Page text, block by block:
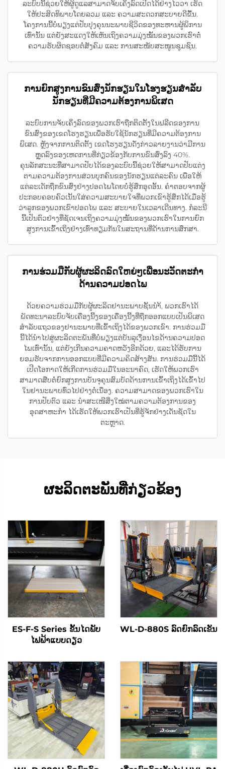
ລະບົບນີ້ຊ່ວຍໃຫ້ຜູ້ດູແລສາມາດຈັບເຄິ່ງລົດເປີດໄດ້ຢ່າງໄວວາ ເຮັດ
ໃຫ້ປະສິດທິພາບໂດຍລວມ ແລະ ຄວາມສະດວກສະບາຍດີຂື້ນ.
ໂຄງການນີ້ບໍ່ພຽງແຕ່ປັບປຸງຄຸນນະພາບຊີວິດຂອງທະຫານຜູ້ພິການ
ເທົ່ານັ້ນ ແຕ່ຍັງສະແດງໃຫ້ເຫັນເຖິງຄວາມມຸ່ງໝັ້ນຂອງພວກເຮົາຕໍ່
ຄວາມຮັບຜິດຊອບຕໍ່ສັງຄົມ ແລະ ການສະໜັບສະໜູນຊຸມຊົນ.
ການຍົກສູງການຂົນສົ່ງນັກຮຽນໃນໂຮງຮຽນສຳລັບ
ນັກຮຽນທີ່ມີຄວາມຕ້ອງການພິເສດ
ລະບົບການຈັບເຄິ່ງລົດຂອງພວກເຮົາຖືກຕິດຕັ້ງໃນຟລີດຂອງການ
ຂົນສົ່ງຂອງເຂດໂຮງຮຽນເພື່ອຮັບໃຊ້ນັກຮຽນທີ່ມີຄວາມຕ້ອງການ
ພິເສດ. ຫຼັງຈາກການຕິດຕັ້ງ ເຂດໂຮງຮຽນດັ່ງກ່າວລາຍງານວ່າມີການ
ຫຼຸດລົງຂອງເຫດການທີ່ກ່ຽວຂ້ອງກັບການຂົນສົ່ງລົງ 40%.
ຄຸນລັກສະນະທີ່ສາມາດປັບໄດ້ຂອງລະບົບນີ້ຊ່ວຍໃຫ້ສາມາດປັບແຕ່ງ
ຕາມຄວາມຕ້ອງການສ່ວນບຸກຄົນຂອງນັກຮຽນແຕ່ລະຄົນ ເພື່ອໃຫ້
ແຕ່ລະເດັກຖືກຂົນສົ່ງຢ່າງປອດໄພໂດຍບໍ່ຮູ້ສຶກອຸດອັ້ນ. ຄຳຕອບຈາກຜູ້
ປະກອບຄອບຄົວເນັ້ນໃສ່ຄວາມສະບາຍໃຈທີ່ພວກເຂົາຮູ້ສຶກໄດ້ເມື່ອຮູ້
ວ່າລູກຂອງພວກເຂົາປອດໄພ ແລະ ສະບາຍໃນເວລາເດີນທາງ. ກໍລະນີ
ນີ້ເປັນຕົວຢ່າງທີ່ຊັດເຈນເຖິງຄວາມມຸ່ງໝັ້ນຂອງພວກເຮົາໃນການຍົກ
ສູງການເຂົ້າເຖິງຢ່າງເທົ່າທຽມກັນໃນສະຖານທີ່ດ້ານການສຶກສາ.
ການຮ່ວມມືກັບຜູ້ຜະລິດລົດໃຫຍ່ໆເພື່ອນະວັດຕະກຳ
ດ້ານຄວາມປອດໄພ
ດ້ວຍຄວາມຮ່ວມມືກັບຜູ້ຜະລິດຢານະພາບຊັ້ນນຳ້, ພວກເຮົາໄດ້
ພັດທະນາລະບົບຈັບເຄື່ອງນີ້ງຂອງເຄື່ອງນີ້ງທີ່ຖືກອອກແບບເປັນພິເສດ
ສຳລັບແຖວຂອງຢານະພາບທີ່ເຂົ້າເຖິງໄດ້ຂອງພວກເຂົາ. ການຮ່ວມມື
ນີ້ໄດ້ນຳໄປສູ່ຜະລິດຕະພັນທີ່ບໍ່ພຽງແຕ່ບັນລຸເງື່ອນໄຂດ້ານຄວາມປອດ
ໄພເທົ່ານັ້ນ, ແຕ່ຍັງເກີນຄວາມຄາດຫວັງອີກດ້ວຍ, ແລະໄດ້ຮັບການ
ຍອມຮັບຈາກການອອກແບບທີ່ມີຄວາມຄິດສ້າງສັນ. ການຮ່ວມມືນີ້ໄດ້
ເປີດໂອກາດໃຫ້ເກີດການຮ່ວມມືໃນອະນາຄົດ, ເຮັດໃຫ້ພວກເຮົາ
ສາມາດສືບຕໍ່ຍົກສູງການບັນຈຸຄຸນສົມບັດດ້ານການເຂົ້າເຖິງໄດ້ເຂົ້າໄປ
ໃນຢານະພາບທົ່ວໄປຢ່າງຕໍ່ເນື່ອງ. ຄວາມສາມາດຂອງພວກເຮົາໃນ
ການປັບຕົວ ແລະ ນຳສະເໜີສິ່ງໃໝ່ຕາມຄວາມຕ້ອງການຂອງ
ອຸດສາຫະກຳ ໄດ້ເຮັດໃຫ້ພວກເຮົາເປັນທີ່ຮູ້ຈັກຢ່າງເດັ່ນຊັດໃນ
ຕະຫຼາດ.
ຜະລິດຕະພັນທີ່ກ່ຽວຂ້ອງ
ES-F-S Series ຂັ້ນໄດພັບ
ໄຟຟ້າແບບດຽວ
WL-D-880S ລົດຍົກລົດເຂັນ